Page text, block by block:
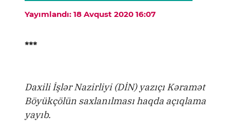
Yayımlandı: 18 Avqust 2020 16:07
***
Daxili İşlər Nazirliyi (DİN) yazıçı Kəramət
Böyükçölün saxlanılması haqda açıqlama
yayıb.